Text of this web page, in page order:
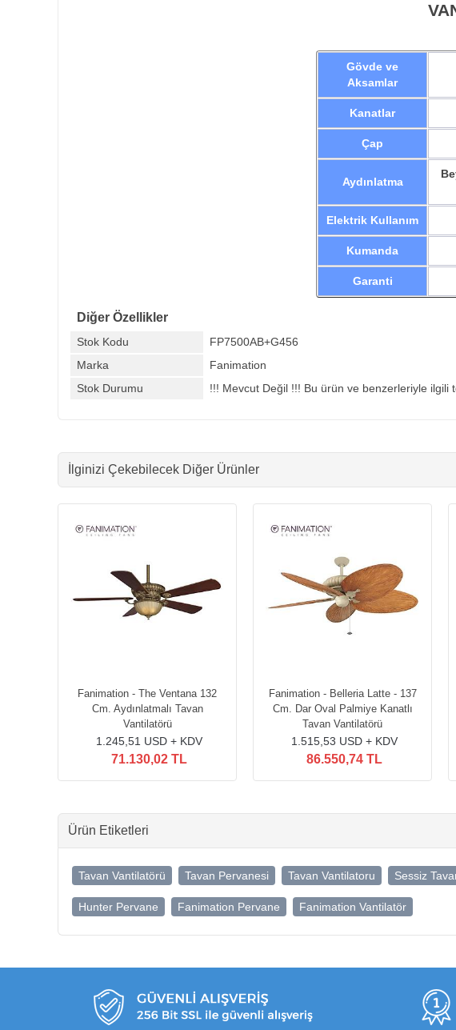
Gövde ve
Aksamlar
Kanatlar
Çap
Aydınlatma
Elektrik Kullanım
Kumanda
Garanti
Diğer Özellikler
Stok Kodu
FP7500AB+G456
Marka
Fanimation
Stok Durumu
!!! Mevcut Değil !!! Bu ürün ve benzerleriyle ilgili
İlginizi Çekebilecek Diğer Ürünler
Fanimation - The Ventana 132
Cm. Aydınlatmalı Tavan
Vantilatörü
1.245,51 USD + KDV
71.130,02 TL
Fanimation - Belleria Latte - 137
Cm. Dar Oval Palmiye Kanatlı
Tavan Vantilatörü
1.515,53 USD + KDV
86.550,74 TL
Ürün Etiketleri
Tavan Vantilatörü Tavan Pervanesi Tavan Vantilatoru Sessiz
Hunter Pervane Fanimation Pervane Fanimation Vantilatör